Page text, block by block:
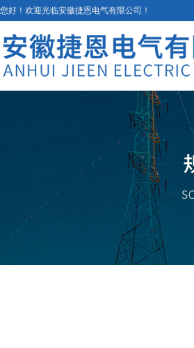
您好！欢迎光临安徽捷恩电气有限公司！